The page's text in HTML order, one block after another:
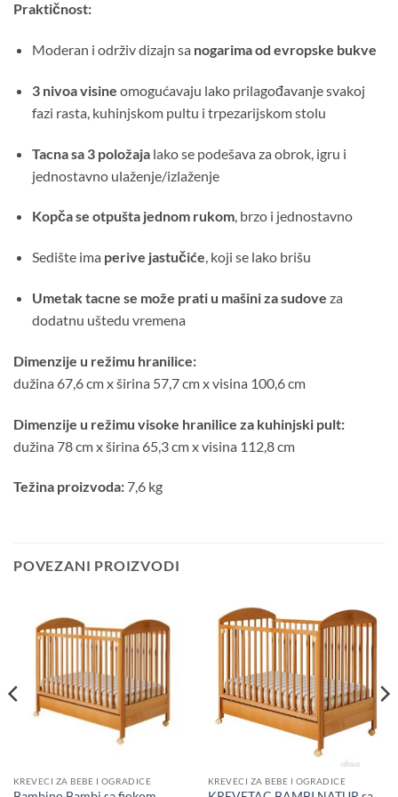
Praktičnost:
Moderan i održiv dizajn sa nogarima od evropske bukve
3 nivoa visine omogućavaju lako prilagođavanje svakoj
fazi rasta, kuhinjskom pultu i trpezarijskom stolu
Tacna sa 3 položajalako se podešava za obrok, igru i
jednostavno ulaženje/izlaženje
Kopča se otpušta jednom rukom, brzo i jednostavno
Sedište ima perive jastučiće, koji se lako brišu
Umetak tacne se može prati u mašini za sudove za
dodatnu uštedu vremena
Dimenzije u režimu hranilice:
dužina 67,6 cm x širina 57,7 cm x visina 100,6 cm
Dimenzije u režimu visoke hranilice za kuhinjski pult:
dužina 78 cm x širina 65,3 cm x visina 112,8 cm
Težina proizvoda: 7,6 kg
POVEZANI PROIZVODI
KREVECI ZA BEBE I OGRADICE KREVECI ZA BEBE I OGRADICE